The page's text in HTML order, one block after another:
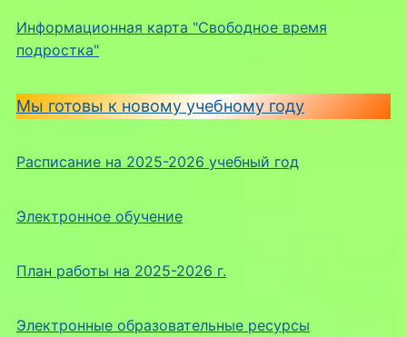
Информационная карта "Свободное время
подростка"
Мы готовы к новому учебному году
Расписание на 2025-2026 учебный год
Электронное обучение
План работы на 2025-2026 г.
Электронные образовательные ресурсы